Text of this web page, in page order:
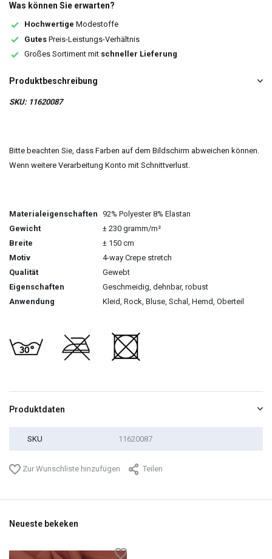
Was können Sie erwarten?
Hochwertige Modestoffe
Gutes Preis-Leistungs-Verhältnis
Großes Sortiment mit schneller Lieferung
Produktbeschreibung
SKU: 11620087
Bitte beachten Sie, dass Farben auf dem Bildschirm abweichen können.
Wenn weitere Verarbeitung Konto mit Schnittverlust.
Materialeigenschaften 92% Polyester 8% Elastan
Gewicht
± 230 gramm/m²
Breite
± 150 cm
Motiv
4-way Crepe stretch
Qualität
Gewebt
Eigenschaften
Geschmeidig, dehnbar, robust
Anwendung
Kleid, Rock, Bluse, Schal, Hemd, Oberteil
Produktdaten
SKU 11620087
Zur Wunschliste hinzufügen Teilen
Neueste bekeken